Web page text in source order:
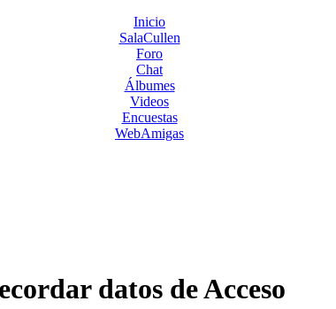
Inicio
SalaCullen
Foro
Chat
Álbumes
Videos
Encuestas
WebAmigas
datos de Acceso